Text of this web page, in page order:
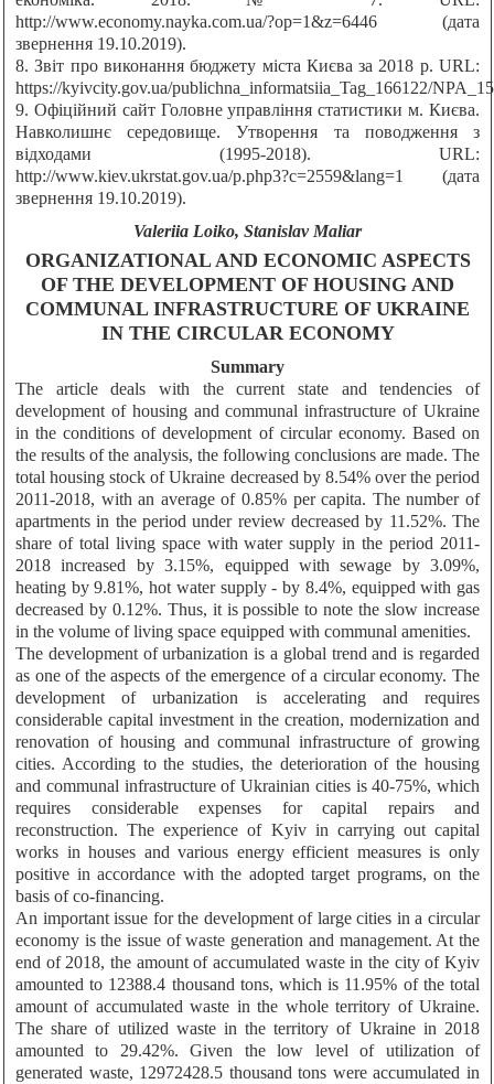
http://www.economy.nayka.com.ua/?op=1&z=6446 (дата
звернення 19.10.2019).
8. Звіт про виконання бюджету міста Києва за 2018 р. URL:
https://kyivcity.gov.ua/publichna_informatsiia_Tag_166122/
9. Офіційний сайт Головне управління статистики м. Києва.
Навколишнє середовище. Утворення та поводження з
відходами (1995-2018). URL:
http://www.kiev.ukrstat.gov.ua/p.php3?c=2559&lang=1 (дата
звернення 19.10.2019).
Valeriia Loiko, Stanislav Maliar
ORGANIZATIONAL AND ECONOMIC ASPECTS
OF THE DEVELOPMENT OF HOUSING AND
COMMUNAL INFRASTRUCTURE OF UKRAINE
IN THE CIRCULAR ECONOMY
Summary
The article deals with the current state and tendencies of
development of housing and communal infrastructure of Ukraine
in the conditions of development of circular economy. Based on
the results of the analysis, the following conclusions are made. The
total housing stock of Ukraine decreased by 8.54% over the period
2011-2018, with an average of 0.85% per capita. The number of
apartments in the period under review decreased by 11.52%. The
share of total living space with water supply in the period 2011-
2018 increased by 3.15%, equipped with sewage by 3.09%,
heating by 9.81%, hot water supply - by 8.4%, equipped with gas
decreased by 0.12%. Thus, it is possible to note the slow increase
in the volume of living space equipped with communal amenities.
The development of urbanization is a global trend and is regarded
as one of the aspects of the emergence of a circular economy. The
development of urbanization is accelerating and requires
considerable capital investment in the creation, modernization and
renovation of housing and communal infrastructure of growing
cities. According to the studies, the deterioration of the housing
and communal infrastructure of Ukrainian cities is 40-75%, which
requires considerable expenses for capital repairs and
reconstruction. The experience of Kyiv in carrying out capital
works in houses and various energy efficient measures is only
positive in accordance with the adopted target programs, on the
basis of co-financing.
An important issue for the development of large cities in a circular
economy is the issue of waste generation and management. At the
end of 2018, the amount of accumulated waste in the city of Kyiv
amounted to 12388.4 thousand tons, which is 11.95% of the total
amount of accumulated waste in the whole territory of Ukraine.
The share of utilized waste in the territory of Ukraine in 2018
amounted to 29.42%. Given the low level of utilization of
generated waste, 12972428.5 thousand tons were accumulated in